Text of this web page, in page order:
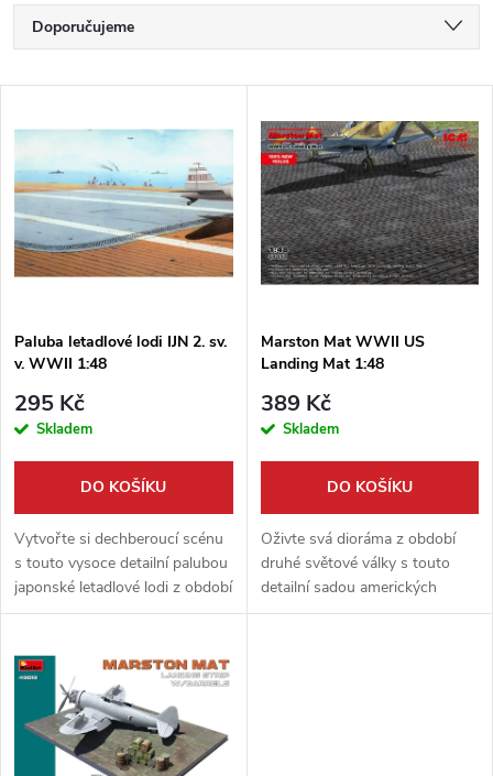
Ř
a
z
e
n
p
r
o
d
u
t
ů
Doporučujeme
Nejprodávanější
Abecedně
ý
p
i
s
p
r
d
u
k
t
Paluba letadlové lodi IJN 2. sv.
v. WWII 1:48
295 Kč
Skladem
DO KOŠÍKU
Vytvořte si dechberoucí scénu
s touto vysoce detailní palubou
japonské letadlové lodi z období
2. světové války. V měřítku 1:48
představuje...
Marston Mat WWII US
Landing Mat 1:48
389 Kč
Skladem
DO KOŠÍKU
Oživte svá dioráma z období
druhé světové války s touto
detailní sadou amerických
přistávacích roštů Marston Mat.